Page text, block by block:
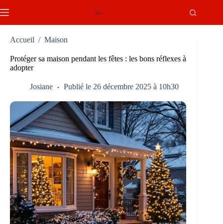
au
Accueil / Maison
Protéger sa maison pendant les fêtes : les bons réflexes à
adopter
Josiane Publié le 26 décembre 2025 à 10h30